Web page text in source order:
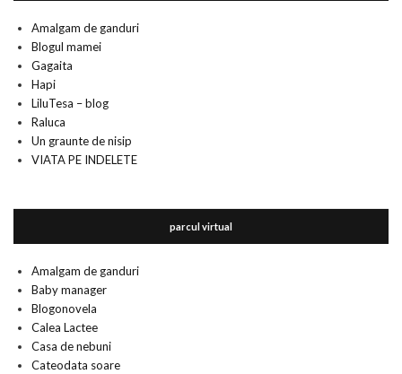
Amalgam de ganduri
Blogul mamei
Gagaita
Hapi
LiluTesa – blog
Raluca
Un graunte de nisip
VIATA PE INDELETE
parcul virtual
Amalgam de ganduri
Baby manager
Blogonovela
Calea Lactee
Casa de nebuni
Cateodata soare